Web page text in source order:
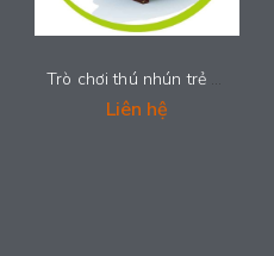
Trò chơi thú nhún trẻ em - LDPE-001
Liên hệ